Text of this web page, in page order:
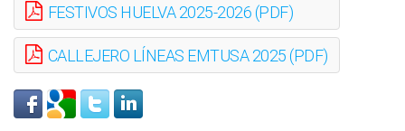
FESTIVOS HUELVA 2025-2026 (PDF)
CALLEJERO LÍNEAS EMTUSA 2025 (PDF)